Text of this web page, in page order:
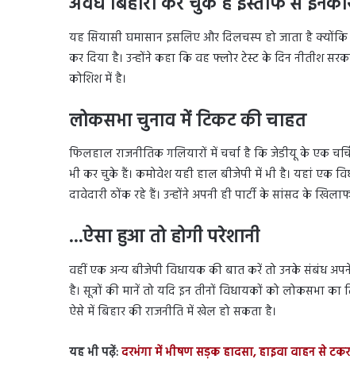
यह सियासी घमासान इसलिए और दिलचस्प हो जाता है
कर दिया है। उन्होंने कहा कि वह फ्लोर टेस्ट के दिन नीतीश
कोशिश में है।
लोकसभा चुनाव में टिकट की चाहत
फिलहाल राजनीतिक गलियारों में चर्चा है कि जेडीयू के एक
भी कर चुके हैं। कमोवेश यही हाल बीजेपी में भी है। यहां एक
दावेदारी ठोंक रहे हैं। उन्होंने अपनी ही पार्टी के सांसद के
…ऐसा हुआ तो होगी परेशानी
वहीं एक अन्य बीजेपी विधायक की बात करें तो उनके संबंध
है। सूत्रों की मानें तो यदि इन तीनों विधायकों को लोकसभा
ऐसे में बिहार की राजनीति में खेल हो सकता है।
यह भी पढ़ें:दरभंगा में भीषण सड़क हादसा, हाइवा वाहन से